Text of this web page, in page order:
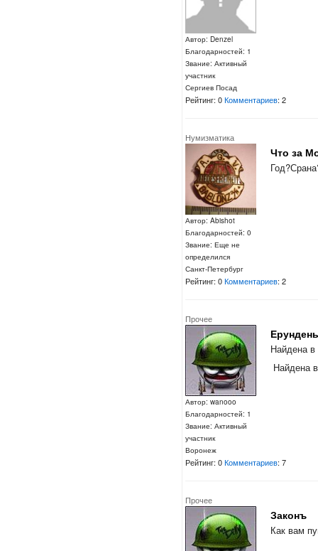
Автор: Denzel
Благодарностей: 1
Звание: Активный
участник
Сергиев Посад
Рейтинг: 0Комментариев: 2
Нумизматика
Автор: Abishot
Благодарностей: 0
Звание: Еще не
определился
Санкт-Петербург
Что за
Рейтинг: 0Комментариев: 2
Прочее
Автор: wanooo
Благодарностей: 1
Звание: Активный
участник
Воронеж
Найдена
Найдена
Рейтинг: 0Комментариев: 7
Прочее
Законъ
Как вам